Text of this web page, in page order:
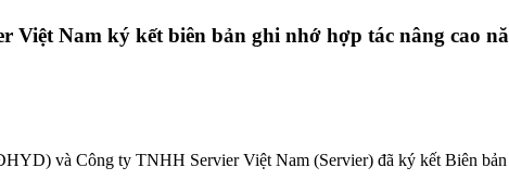
Việt Nam ký kết biên bản ghi nhớ hợp tác nâng cao
và Công ty TNHH Servier Việt Nam (Servier) đã ký kết Biên bản